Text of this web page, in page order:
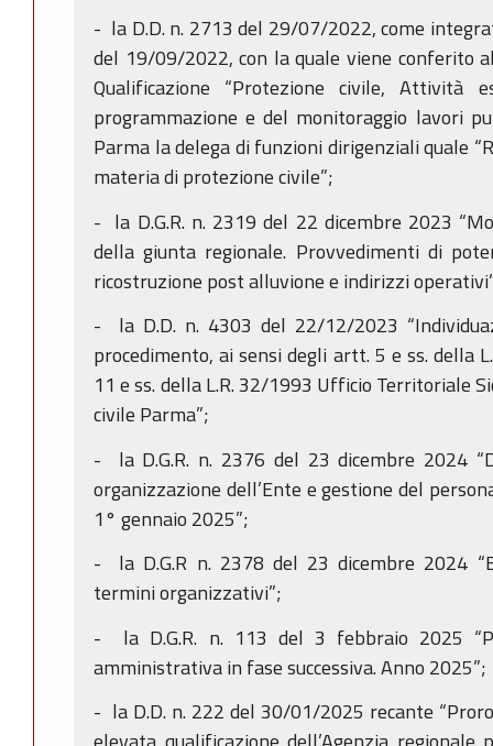
- la D.D. n. 2713 del 29/07/2022, come
del 19/09/2022, con la quale viene conferito
Qualificazione “Protezione civile, Attività
programmazione e del monitoraggio lavori
Parma la delega di funzioni dirigenziali quale
materia di protezione civile”;
- la D.G.R. n. 2319 del 22 dicembre 2023
della giunta regionale. Provvedimenti di
ricostruzione post alluvione e indirizzi
- la D.D. n. 4303 del 22/12/2023
procedimento, ai sensi degli artt. 5 e ss. della
11 e ss. della L.R. 32/1993 Ufficio Territoriale
civile Parma”;
- la D.G.R. n. 2376 del 23 dicembre 2024
organizzazione dell’Ente e gestione del
1° gennaio 2025”;
- la D.G.R n. 2378 del 23 dicembre 2024
termini organizzativi”;
- la D.G.R. n. 113 del 3 febbraio 2025
amministrativa in fase successiva. Anno 2025”;
- la D.D. n. 222 del 30/01/2025 recante